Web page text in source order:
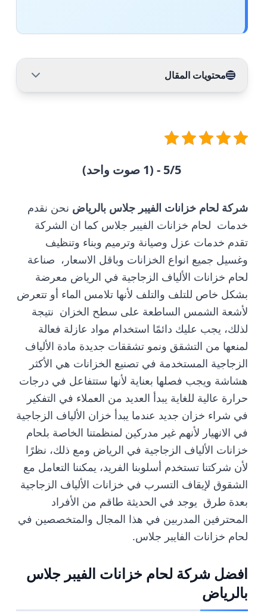
محتويات المقال
5/5 - (1 صوت واحد)
شركة لحام خزانات الفيبر جلاس بالرياض نحن نقدم
خدمات لحام خزانات الفيبر جلاس كما ان الشركة
تقدم خدمات عزل وصيانة وترميم وبناء وتنظيف
وغسيل جميع انواع الخزانات وباقل الاسعار، صناعة
لحام خزانات الألياف الزجاجية في الرياض معرضة
بشكل خاص للتلف والتلف لأنها تلامس الماء أو تتعرض
لأشعة الشمس الساطعة على سطح الخزان نتيجة
لذلك، يجب عليك دائمًا استخدام مواد عازلة فعالة
لمنعها من التشقق ونمو تشققات جديدة مادة الألياف
الزجاجية المستخدمة في تصنيع الخزانات هي الأكثر
هشاشة ويجب فصلها بعناية لأنها ستتفاعل في درجات
حرارة عالية للغاية يبدأ العديد من العملاء في التفكير
في شراء خزان جديد عندما يبدأ خزان الألياف الزجاجية
في الانهيار لأنهم غير مدركين لمنظمتنا الخاصة بلحام
خزانات الألياف الزجاجية في الرياض ومع ذلك، نظرًا
لأن شركتنا تستخدم أسلوبنا الفريد، يمكننا التعامل مع
الشقوق لإيقاف التسرب في خزانات الألياف الزجاجية
بعدة طرق يوجد في الحديثة طاقم من الأفراد
المحترفين المدربين في هذا المجال والمتخصصين في
لحام خزانات الفايبر جلاس.
افضل شركة لحام خزانات الفيبر جلاس
بالرياض